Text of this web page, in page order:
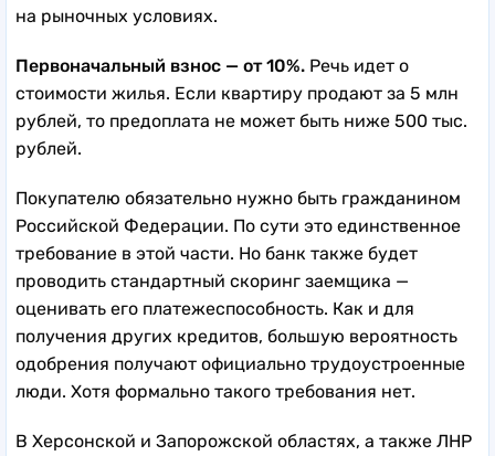
на рыночных условиях.
Первоначальный взнос — от 10%. Речь идет о
стоимости жилья. Если квартиру продают за 5 млн
рублей, то предоплата не может быть ниже 500 тыс.
рублей.
Покупателю обязательно нужно быть гражданином
Российской Федерации. По сути это единственное
требование в этой части. Но банк также будет
проводить стандартный скоринг заемщика —
оценивать его платежеспособность. Как и для
получения других кредитов, большую вероятность
одобрения получают официально трудоустроенные
люди. Хотя формально такого требования нет.
В Херсонской и Запорожской областях, а также ЛНР